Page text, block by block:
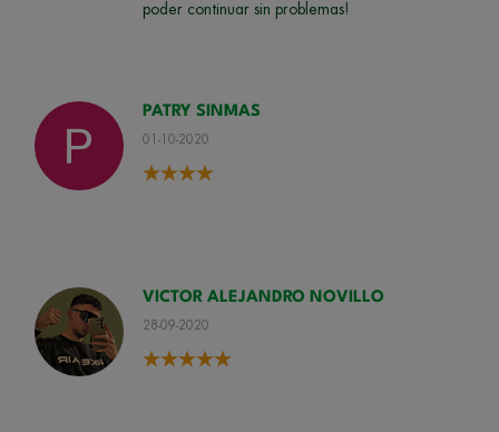
poder continuar sin problemas!
PATRY SINMAS
01-10-2020
VICTOR ALEJANDRO NOVILLO
28-09-2020